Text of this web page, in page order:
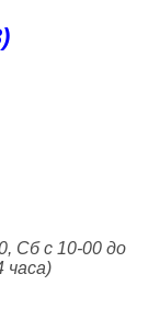
Сб с 10-00 до
часа)